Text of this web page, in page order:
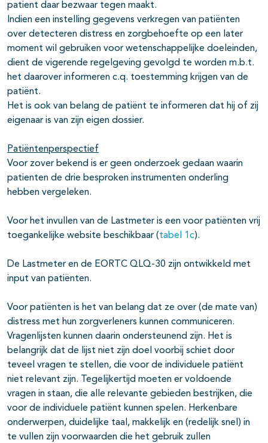
patient daar bezwaar tegen maakt.
Indien een instelling gegevens verkregen van patiënten
over detecteren distress en zorgbehoefte op een later
moment wil gebruiken voor wetenschappelijke doeleinden,
dient de vigerende regelgeving gevolgd te worden m.b.t.
het daarover informeren c.q. toestemming krijgen van de
patiënt.
Het is ook van belang de patiënt te informeren dat hij of zij
eigenaar is van zijn eigen dossier.
Patiëntenperspectief
Voor zover bekend is er geen onderzoek gedaan waarin
patienten de drie besproken instrumenten onderling
hebben vergeleken.
Voor het invullen van de Lastmeter is een voor patiënten vrij
toegankelijke website beschikbaar (tabel 1c).
De Lastmeter en de EORTC QLQ-30 zijn ontwikkeld met
input van patiënten.
Voor patiënten is het van belang dat ze over (de mate van)
distress met hun zorgverleners kunnen communiceren.
Vragenlijsten kunnen daarin ondersteunend zijn. Het is
belangrijk dat de lijst niet zijn doel voorbij schiet door
teveel vragen te stellen, die voor de individuele patiënt
niet relevant zijn. Tegelijkertijd moeten er voldoende
vragen in staan, die alle relevante gebieden bestrijken, die
voor de individuele patiënt kunnen spelen. Herkenbare
onderwerpen, duidelijke taal, makkelijk en (redelijk snel) in
te vullen zijn voorwaarden die het gebruik zullen